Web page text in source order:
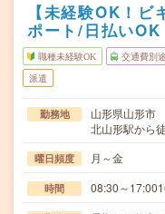
【未経験OK！
ポート/日払いOK
職種未経験OK 交通費別
派遣
勤務地
山形県山形市
北山形駅から
曜日頻度 月～金
時間 08:30～